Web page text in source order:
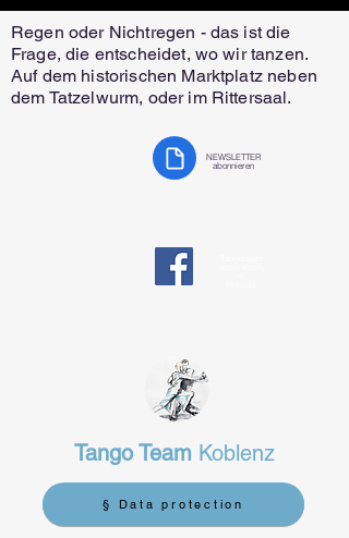
Regen oder Nichtregen - das ist die
Frage, die entscheidet, wo wir tanzen.
Auf dem historischen Marktplatz neben
dem Tatzelwurm, oder im Rittersaal.
NEWSLETTER
abonnieren
Tango Team Koblenz
§ Data protection